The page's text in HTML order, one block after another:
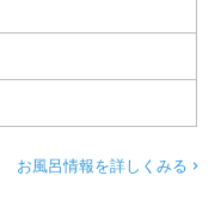
お風呂情報を詳しくみる